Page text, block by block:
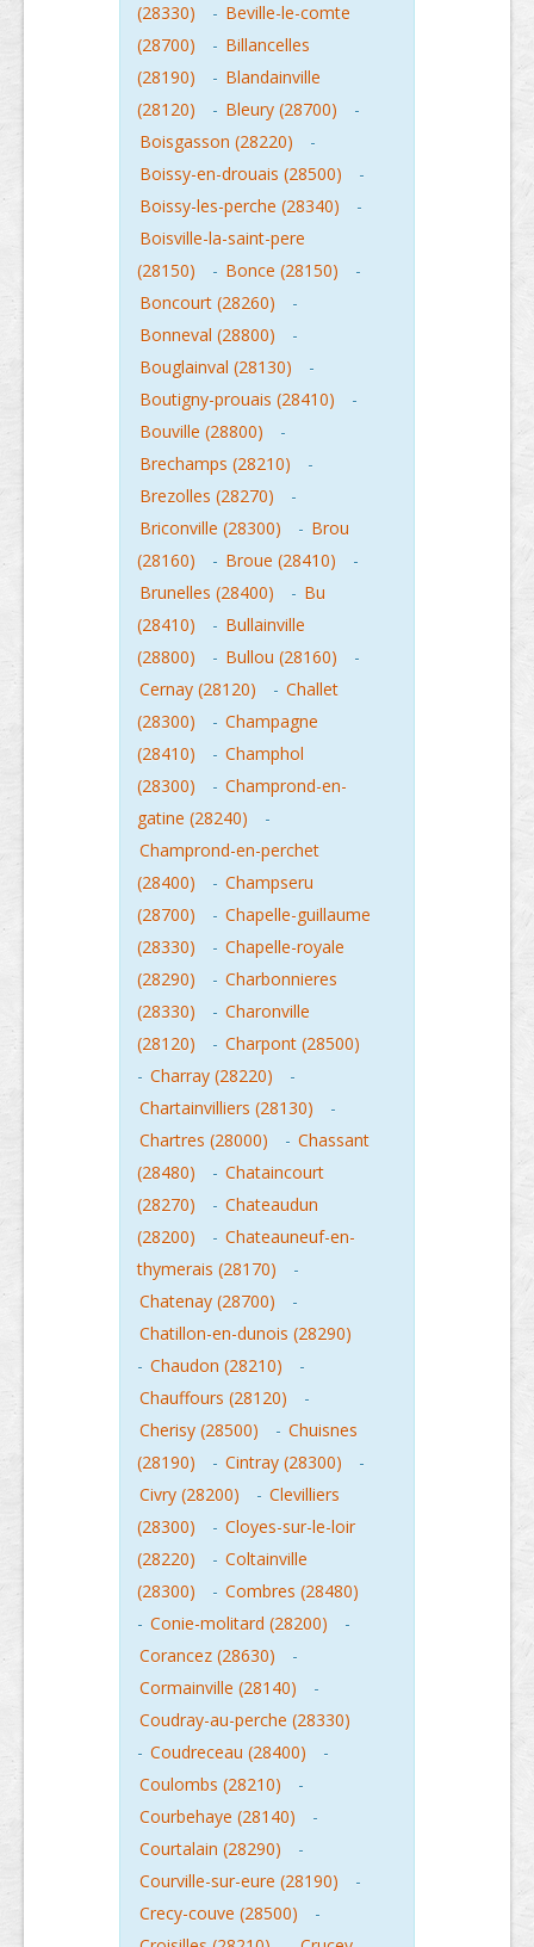
(28330)
- Beville-le-comte
(28700)
- Billancelles
(28190)
- Blandainville
(28120)
- Bleury (28700)
-
Boisgasson (28220)
-
Boissy-en-drouais (28500)
-
Boissy-les-perche (28340)
-
Boisville-la-saint-pere
(28150)
- Bonce (28150)
-
Boncourt (28260)
-
Bonneval (28800)
-
Bouglainval (28130)
-
Boutigny-prouais (28410)
-
Bouville (28800)
-
Brechamps (28210)
-
Brezolles (28270)
-
Briconville (28300)
- Brou
(28160)
- Broue (28410)
-
Brunelles (28400)
- Bu
(28410)
- Bullainville
(28800)
- Bullou (28160)
-
Cernay (28120)
- Challet
(28300)
- Champagne
(28410)
- Champhol
(28300)
- Champrond-en-
gatine (28240)
-
Champrond-en-perchet
(28400)
- Champseru
(28700)
- Chapelle-guillaume
(28330)
- Chapelle-royale
(28290)
- Charbonnieres
(28330)
- Charonville
(28120)
- Charpont (28500)
- Charray (28220)
-
Chartainvilliers (28130)
-
Chartres (28000)
- Chassant
(28480)
- Chataincourt
(28270)
- Chateaudun
(28200)
- Chateauneuf-en-
thymerais (28170)
-
Chatenay (28700)
-
Chatillon-en-dunois (28290)
- Chaudon (28210)
-
Chauffours (28120)
-
Cherisy (28500)
- Chuisnes
(28190)
- Cintray (28300)
-
Civry (28200)
- Clevilliers
(28300)
- Cloyes-sur-le-loir
(28220)
- Coltainville
(28300)
- Combres (28480)
- Conie-molitard (28200)
-
Corancez (28630)
-
Cormainville (28140)
-
Coudray-au-perche (28330)
- Coudreceau (28400)
-
Coulombs (28210)
-
Courbehaye (28140)
-
Courtalain (28290)
-
Courville-sur-eure (28190)
-
Crecy-couve (28500)
-